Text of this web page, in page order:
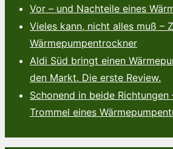
Vor – und Nachteile eines
Vieles kann, nicht alles muß –
Wärmepumpentrockner
Aldi Süd bringt einen
den Markt. Die erste Review.
Schonend in beide Richtungen
Trommel eines